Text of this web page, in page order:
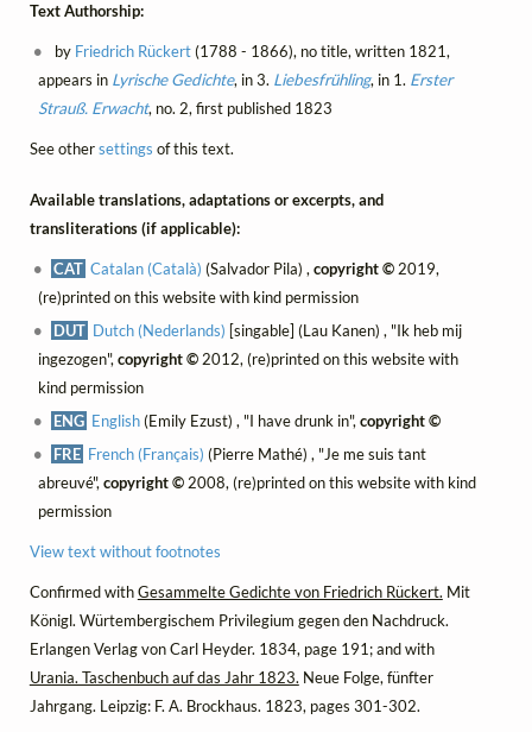
Text Authorship:
by Friedrich Rückert(1788 - 1866), no title, written 1821,
appears in Lyrische Gedichte, in 3. Liebesfrühling, in 1. Erster
Strauß. Erwacht, no. 2, first published 1823
See othersettings of this text.
Available translations, adaptations or excerpts, and
transliterations (if applicable):
CAT Catalan (Català) (Salvador Pila) ,copyright © 2019,
(re)printed on this website with kind permission
DUT Dutch (Nederlands) [singable] (Lau Kanen) , "Ik heb mij
ingezogen", copyright ©2012, (re)printed on this website with
kind permission
ENG English(Emily Ezust) , "I have drunk in",copyright ©
FRE French (Français) (Pierre Mathé) , "Je me suis tant
abreuvé", copyright ©2008, (re)printed on this website with kind
permission
View text without footnotes
Confirmed withGesammelte Gedichte von Friedrich Rückert. Mit
Königl. Würtembergischem Privilegium gegen den Nachdruck.
Erlangen Verlag von Carl Heyder. 1834, page 191; and with
Urania. Taschenbuch auf das Jahr 1823. Neue Folge, fünfter
Jahrgang. Leipzig: F. A. Brockhaus. 1823, pages 301-302.